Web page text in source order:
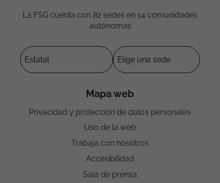
La FSG cuenta con 82 sedes en 14 comunidades
autónomas
Mapa web
Privacidad y protección de datos personales
Uso de la web
Trabaja con nosotros
Accesibilidad
Sala de prensa